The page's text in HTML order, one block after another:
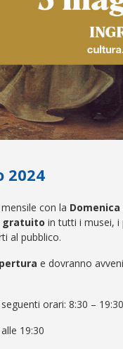
2024
con la
gratuito in tutti i musei, i
al pubblico.
e dovranno
orari: 8:30 –
19:30